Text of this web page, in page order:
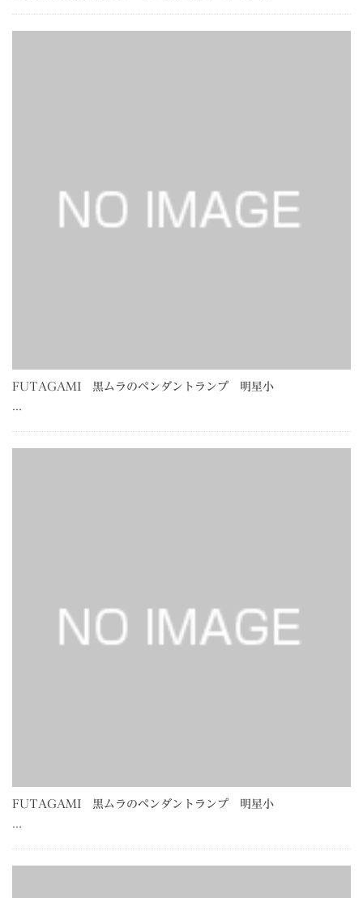
FUTAGAMI 黒ムラのペンダントランプ 明星小
…
FUTAGAMI 黒ムラのペンダントランプ 明星小
…